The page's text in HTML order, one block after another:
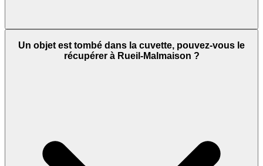
Un objet est tombé dans la cuvette, pouvez-vous le
récupérer à Rueil-Malmaison ?